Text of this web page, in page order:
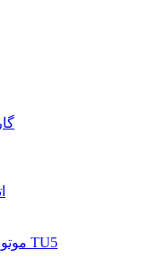
کامپیوتر ECU موتور TU5